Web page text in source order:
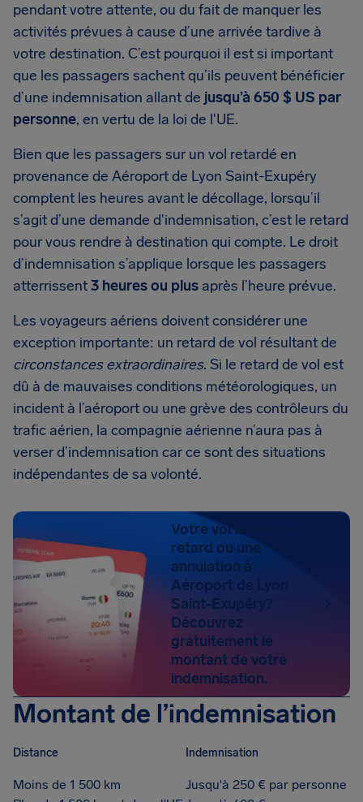
pendant votre attente, ou du fait de manquer les
activités prévues à cause d’une arrivée tardive à
votre destination. C’est pourquoi il est si important
que les passagers sachent qu’ils peuvent bénéficier
d’une indemnisation allant de jusqu’à 650 $ US par
personne, en vertu de la loi de l'UE.
Bien que les passagers sur un vol retardé en
provenance de Aéroport de Lyon Saint-Exupéry
comptent les heures avant le décollage, lorsqu’il
s’agit d’une demande d'indemnisation, c’est le retard
pour vous rendre à destination qui compte. Le droit
d’indemnisation s’applique lorsque les passagers
atterrissent3 heures ou plus après l’heure prévue.
Les voyageurs aériens doivent considérer une
exception importante: un retard de vol résultant de
circonstances extraordinaires. Si le retard de vol est
dû à de mauvaises conditions météorologiques, un
incident à l’aéroport ou une grève des contrôleurs du
trafic aérien, la compagnie aérienne n’aura pas à
verser d’indemnisation car ce sont des situations
indépendantes de sa volonté.
Votre vol annonce un
retard ou une
annulation à
Aéroport de Lyon
Saint-Exupéry?
Découvrez
gratuitement le
montant de votre
indemnisation.
Montant de l’indemnisation
Distance Indemnisation
Moins de 1 500 km
Jusqu'à 250 € par personne